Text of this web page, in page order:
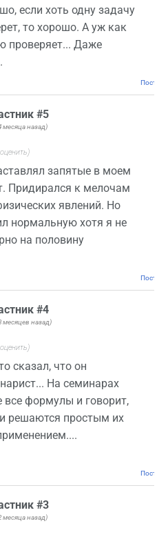
если хоть одну задачу
то хорошо. А уж как
проверяет... Даже
#5
месяца назад)
запятые в моем
Придирался к мелочам
явлений. Но
нормальную хотя я не
на половину
#4
месяцев назад)
сказал, что он
На семинарах
все формулы и говорит,
решаются простым их
#3
месяца назад)